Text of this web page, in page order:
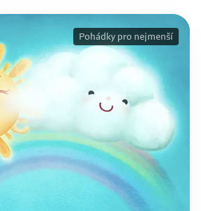
Pohádky pro nejmenší